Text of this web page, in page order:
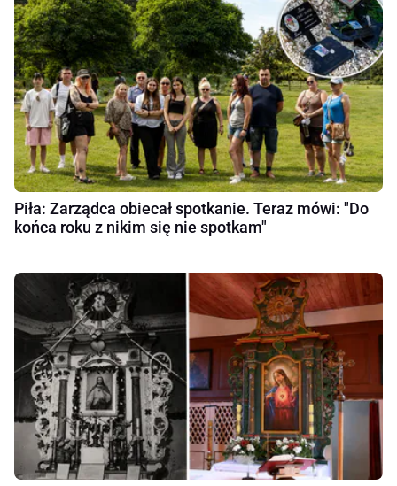
Piła: Zarządca obiecał spotkanie. Teraz mówi: "Do
końca roku z nikim się nie spotkam"